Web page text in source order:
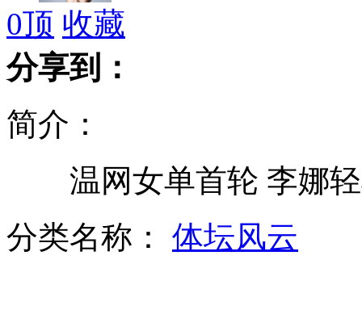
陈坤就儿子生母事件致歉女星
美背包客高速路拦车欲前往北京
0顶 收藏
分享到：
简介：
温网女单首轮 李娜轻
分类名称： 体坛风云